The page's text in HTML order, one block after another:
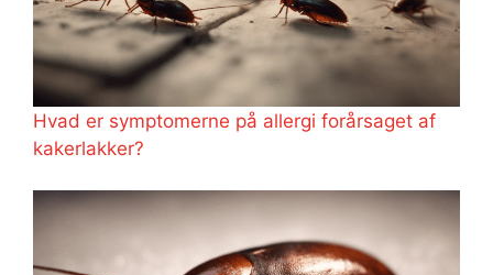
Hvad er symptomerne på allergi forårsaget af
kakerlakker?